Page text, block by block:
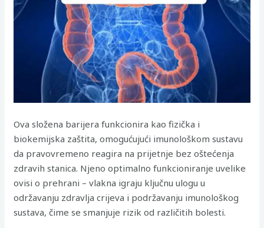
Ova složena barijera funkcionira kao fizička i
biokemijska zaštita, omogućujući imunološkom sustavu
da pravovremeno reagira na prijetnje bez oštećenja
zdravih stanica. Njeno optimalno funkcioniranje uvelike
ovisi o prehrani – vlakna igraju ključnu ulogu u
održavanju zdravlja crijeva i podržavanju imunološkog
sustava, čime se smanjuje rizik od različitih bolesti.